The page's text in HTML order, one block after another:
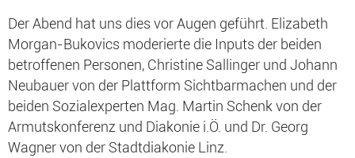
Der Abend hat uns dies vor Augen geführt. Elizabeth
Morgan-Bukovics moderierte die Inputs der beiden
betroffenen Personen, Christine Sallinger und Johann
Neubauer von der Plattform Sichtbarmachen und der
beiden Sozialexperten Mag. Martin Schenk von der
Armutskonferenz und Diakonie i.Ö. und Dr. Georg
Wagner von der Stadtdiakonie Linz.